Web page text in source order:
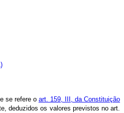
se refere o art. 159, III, da Constituição
deduzidos os valores previstos no art.